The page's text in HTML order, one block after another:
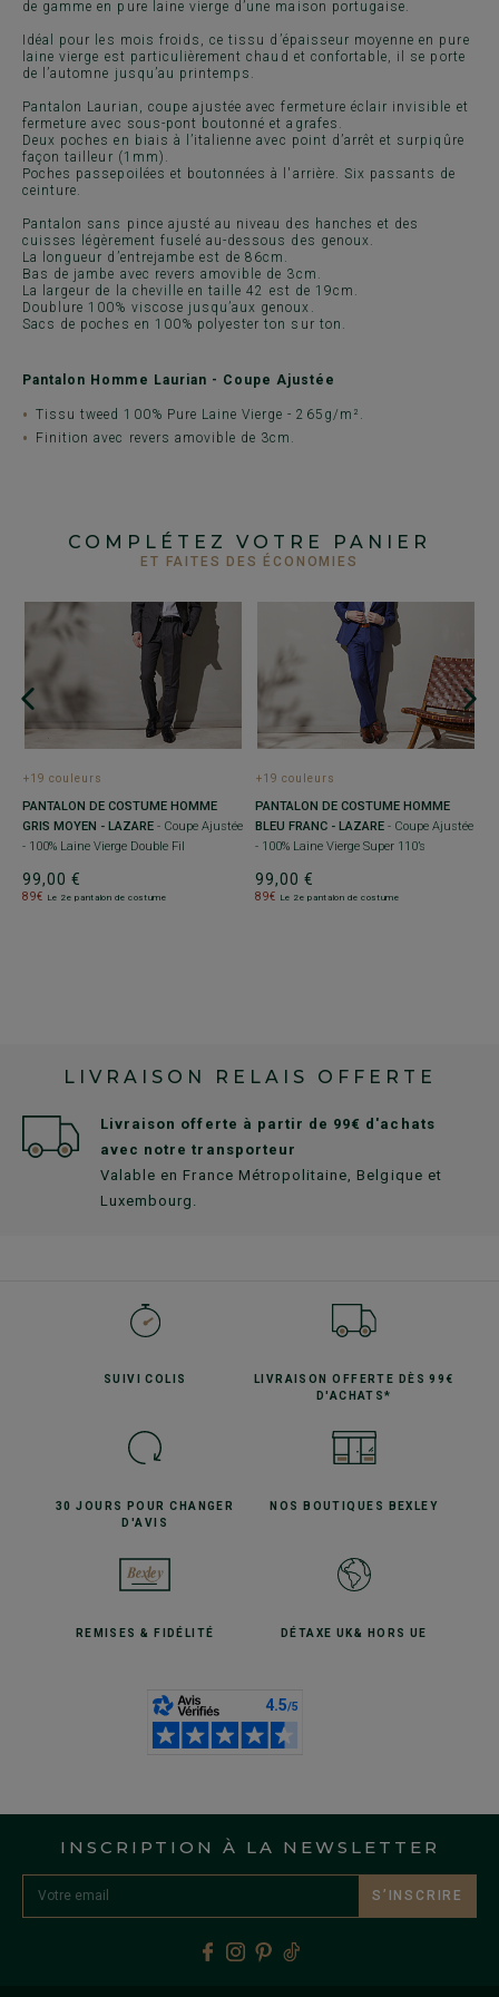
de gamme en pure laine vierge d’une maison portugaise.
Idéal pour les mois froids, ce tissu d’épaisseur moyenne en pure
laine vierge est particulièrement chaud et confortable, il se porte
de l’automne jusqu’au printemps.
Pantalon Laurian, coupe ajustée avec fermeture éclair invisible et
fermeture avec sous-pont boutonné et agrafes.
Deux poches en biais à l’italienne avec point d’arrêt et surpiqûre
façon tailleur (1mm).
Poches passepoilées et boutonnées à l'arrière. Six passants de
ceinture.
Pantalon sans pince ajusté au niveau des hanches et des
cuisses légèrement fuselé au-dessous des genoux.
La longueur d’entrejambe est de 86cm.
Bas de jambe avec revers amovible de 3cm.
La largeur de la cheville en taille 42 est de 19cm.
Doublure 100% viscose jusqu’aux genoux.
Sacs de poches en 100% polyester ton sur ton.
Pantalon Homme Laurian - Coupe Ajustée
Tissu tweed 100% Pure Laine Vierge - 265g/m².
Finition avec revers amovible de 3cm.
COMPLÉTEZ VOTRE PANIER
ET FAITES DES ÉCONOMIES
+19 couleurs
PANTALON DE COSTUME HOMME
GRIS MOYEN - LAZARE - Coupe Ajustée
- 100% Laine Vierge Double Fil
99,00 €
89€ Le 2e pantalon de costume
+19 couleurs
PANTALON DE COSTUME HOMME
BLEU FRANC - LAZARE - Coupe Ajustée
- 100% Laine Vierge Super 110’s
99,00 €
89€ Le 2e pantalon de costume
LIVRAISON RELAIS OFFERTE
Livraison offerte à partir de 99€ d'achats
avec notre transporteur
Valable en France Métropolitaine, Belgique et
Luxembourg.
SUIVICOLIS LIVRAISON OFFERTE
DÈS 99€
D'ACHATS*
30 JOURS POURCHANGER
D'AVIS
NOS BOUTIQUES BEXLEY
REMISES& FIDÉLITÉ DÉTAXE UK& HORS UE
INSCRIPTION À LA NEWSLETTER
S’INSCRIRE